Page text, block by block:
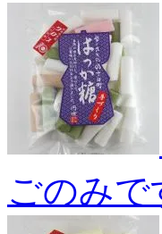
ごのみで